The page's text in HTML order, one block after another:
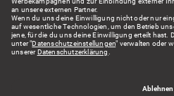
Kontakt: presse@misterspex.de